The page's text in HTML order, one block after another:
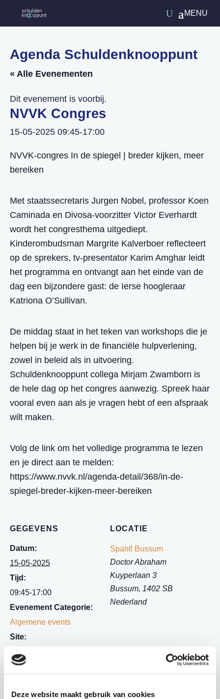
Deze website maakt gebruik van cookies
Agenda Schuldenknooppunt
« Alle Evenementen
Dit evenement is voorbij.
NVVK Congres
15-05-2025 09:45-17:00
NVVK-congres In de spiegel | breder kijken, meer
bereiken
Met staatssecretaris Jurgen Nobel, professor Koen
Caminada en Divosa-voorzitter Victor Everhardt
wordt het congresthema uitgediept.
Kinderombudsman Margrite Kalverboer reflecteert
op de sprekers, tv-presentator Karim Amghar leidt
het programma en ontvangt aan het einde van de
dag een bijzondere gast: de Ierse hoogleraar
Katriona O’Sullivan.
De middag staat in het teken van workshops die je
helpen bij je werk in de financiële hulpverlening,
zowel in beleid als in uitvoering.
Schuldenknooppunt collega Mirjam Zwamborn is
de hele dag op het congres aanwezig. Spreek haar
vooral even aan als je vragen hebt of een afspraak
wilt maken.
Volg de link om het volledige programma te lezen
en je direct aan te melden:
https://www.nvvk.nl/agenda-detail/368/in-de-
spiegel-breder-kijken-meer-bereiken
GEGEVENS
Datum:
15-05-2025
Tijd:
09:45-17:00
Evenement Categorie:
Algemene events
Site:
nt.nl/?
p=212220&preview=true
LOCATIE
Spant! Bussum
Doctor Abraham
Kuyperlaan 3
Bussum, 1402 SB
Nederland